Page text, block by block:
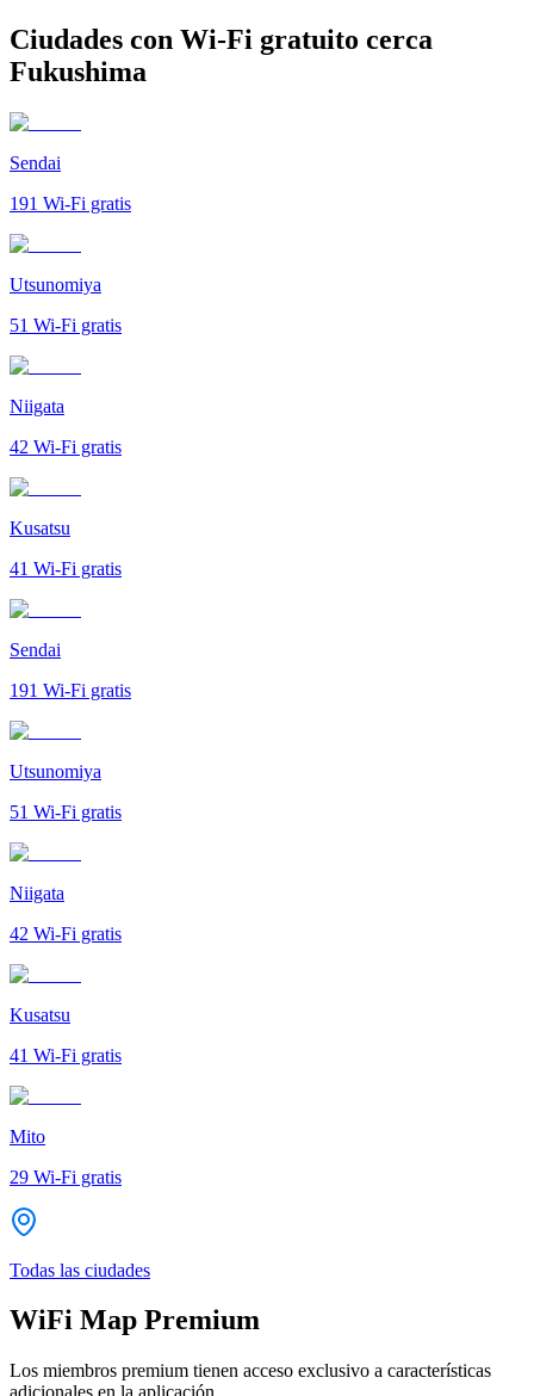
Ciudades con Wi-Fi gratuito cerca
Fukushima
Sendai
191 Wi-Fi gratis
Utsunomiya
51 Wi-Fi gratis
Niigata
42 Wi-Fi gratis
Kusatsu
41 Wi-Fi gratis
Sendai
191 Wi-Fi gratis
Utsunomiya
51 Wi-Fi gratis
Niigata
42 Wi-Fi gratis
Kusatsu
41 Wi-Fi gratis
Mito
29 Wi-Fi gratis
Todas las ciudades
WiFi Map Premium
Los miembros premium tienen acceso exclusivo a características